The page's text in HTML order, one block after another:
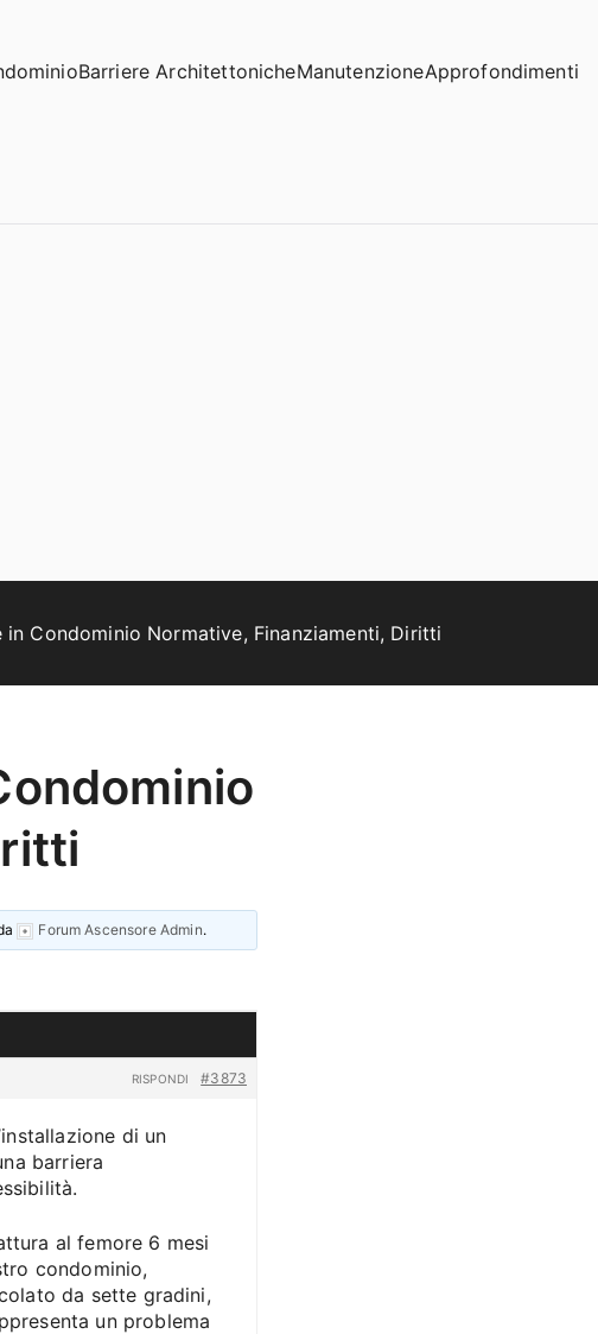
Barriere ArchitettonicheManutenzioneApprofondimenti
in Condominio Normative, Finanziamenti, Diritti
Forum Ascensore Admin.
#3873
RISPONDI
di un
barriera
al femore 6 mesi
condominio,
da sette gradini,
un problema